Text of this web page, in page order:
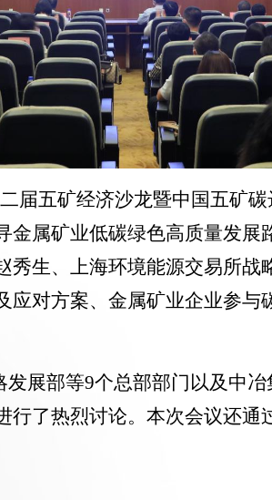
届五矿经济沙龙暨中国五矿
属矿业低碳绿色高质量发
生、上海环境能源交易所
对方案、金属矿业企业参
发展部等9个总部部门以及中
了热烈讨论。本次会议还通